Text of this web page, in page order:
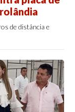
de distância e